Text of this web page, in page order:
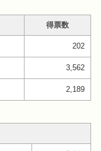
得票数
202
3,562
2,189